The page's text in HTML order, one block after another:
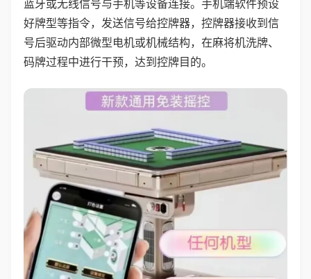
蓝牙或无线信号与手机等设备连接。手机端软件预设
好牌型等指令，发送信号给控牌器，控牌器接收到信
号后驱动内部微型电机或机械结构，在麻将机洗牌、
码牌过程中进行干预，达到控牌目的。